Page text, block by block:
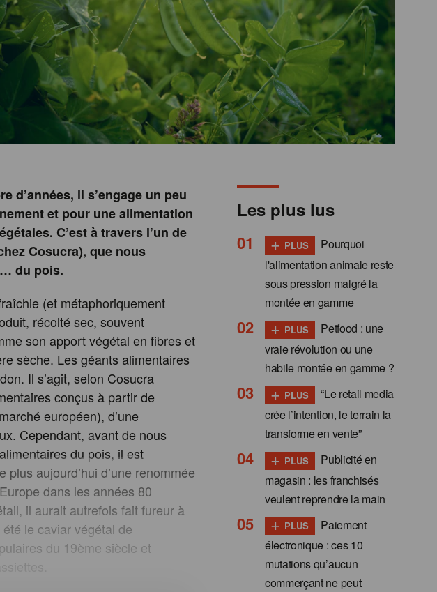
d’années, il s’engage un peu
et pour une alimentation
C’est à travers l’un de
Cosucra), que nous
du pois.
(et métaphoriquement
récolté sec, souvent
son apport végétal en fibres et
sèche. Les géants alimentaires
Il s’agit, selon Cosucra
conçus à partir de
européen), d’une
Cependant, avant de nous
du pois, il est
aujourd’hui d’une renommée
dans les années 80
il aurait autrefois fait fureur à
le caviar végétal de
du 19ème siècle et
Les plus lus
+ PLUS
Pourquoi
l'alimentation animale reste
sous pression malgré la
montée en gamme
+ PLUS
Petfood : une
vraie révolution ou une
habile montée en gamme ?
+ PLUS
“Le retail media
crée l’intention, le terrain la
transforme en vente”
+ PLUS
Publicité en
magasin : les franchisés
veulent reprendre la main
+ PLUS
Paiement
électronique : ces 10
mutations qu’aucun
commerçant ne peut